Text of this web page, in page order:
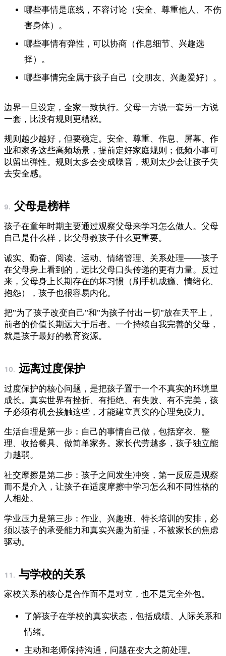
哪些事情是底线，不容讨论（安全、尊重他人、不伤
害身体）。
哪些事情有弹性，可以协商（作息细节、兴趣选
择）。
哪些事情完全属于孩子自己（交朋友、兴趣爱好）。
边界一旦设定，全家一致执行。父母一方说一套另一方说
一套，比没有规则更糟糕。
规则越少越好，但要稳定。安全、尊重、作息、屏幕、作
业和家务这些高频场景，提前定好家庭规则；低频小事可
以留出弹性。规则太多会变成噪音，规则太少会让孩子失
去安全感。
父母是榜样
孩子在童年时期主要通过观察父母来学习怎么做人。父母
自己是什么样，比父母教孩子什么更重要。
诚实、勤奋、阅读、运动、情绪管理、关系处理——孩子
在父母身上看到的，远比父母口头传递的更有力量。反过
来，父母身上长期存在的坏习惯（刷手机成瘾、情绪化、
抱怨），孩子也很容易内化。
把"为了孩子改变自己"和"为孩子付出一切"放在天平上，
前者的价值长期远大于后者。一个持续自我完善的父母，
就是孩子最好的教育资源。
远离过度保护
过度保护的核心问题，是把孩子置于一个不真实的环境里
成长。真实世界有挫折、有拒绝、有失败、有不完美，孩
子必须有机会接触这些，才能建立真实的心理免疫力。
生活自理是第一步：自己的事情自己做，包括穿衣、整
理、收拾餐具、做简单家务。家长代劳越多，孩子独立能
力越弱。
社交摩擦是第二步：孩子之间发生冲突，第一反应是观察
而不是介入，让孩子在适度摩擦中学习怎么和不同性格的
人相处。
学业压力是第三步：作业、兴趣班、特长培训的安排，必
须以孩子的承受能力和真实兴趣为前提，不被家长的焦虑
驱动。
与学校的关系
家校关系的核心是合作而不是对立，也不是完全外包。
了解孩子在学校的真实状态，包括成绩、人际关系和
情绪。
主动和老师保持沟通，问题在变大之前处理。